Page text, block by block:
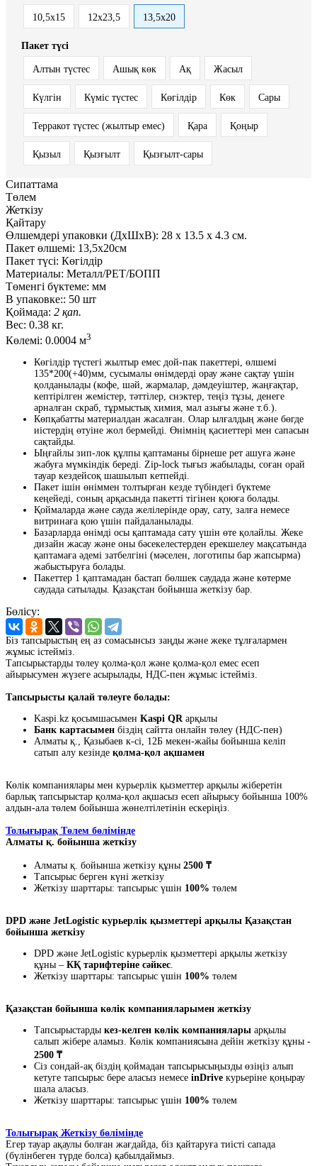
10,5х15 12х23,5 13,5х20
Пакет түсі
Алтын түстес Ашық көк Ақ Жасыл
Күлгін Күміс түстес Көгілдір Көк Сары
Терракот түстес (жылтыр емес) Қара Қоңыр
Қызыл Қызғылт Қызғылт-сары
Сипаттама
Төлем
Жеткізу
Қайтару
Өлшемдері упаковки (ДxШxВ): 28 x 13.5 x 4.3 см.
Пакет өлшемі: 13,5х20см
Пакет түсі: Көгілдір
Материалы: Металл/PET/БОПП
Төменгі бүктеме: мм
В упаковке:: 50 шт
Қоймада: 2 қап.
Вес: 0.38 кг.
Көлемі: 0.0004 м3
Көгілдір түстегі жылтыр емес дой-пак пакеттері, өлшемі
135*200(+40)мм, сусымалы өнімдерді орау және сақтау үшін
қолданылады (кофе, шәй, жармалар, дәмдеуіштер, жаңғақтар,
кептірілген жемістер, тәттілер, снэктер, теңіз тұзы, денеге
арналған скраб, тұрмыстық химия, мал азығы және т.б.).
Көпқабатты материалдан жасалған. Олар ылғалдың және бөгде
иістердің өтуіне жол бермейді. Өнімнің қасиеттері мен сапасын
сақтайды.
Ыңғайлы зип-лок құлпы қаптаманы бірнеше рет ашуға және
жабуға мүмкіндік береді. Zip-lock тығыз жабылады, соған орай
тауар кездейсоқ шашылып кетпейді.
Пакет ішін өніммен толтырған кезде түбіндегі бүктеме
кеңейеді, соның арқасында пакетті тігінен қоюға болады.
Қоймаларда және сауда желілерінде орау, сату, залға немесе
витринаға қою үшін пайдаланылады.
Базарларда өнімді осы қаптамада сату үшін өте қолайлы. Жеке
дизайн жасау және оны бәсекелестерден ерекшелеу мақсатында
қаптамаға әдемі затбелгіні (мәселен, логотипы бар жапсырма)
жабыстыруға болады.
Пакеттер 1 қаптамадан бастап бөлшек саудада және көтерме
саудада сатылады. Қазақстан бойынша жеткізу бар.
Бөлісу:
Біз тапсырыстың ең аз сомасынсыз заңды және жеке тұлғалармен
жұмыс істейміз.
Тапсырыстарды төлеу қолма-қол және қолма-қол емес есеп
айырысумен жүзеге асырылады, НДС-пен жұмыс істейміз.
Тапсырысты қалай төлеуге болады:
Kaspi.kz қосымшасымен Kaspi QRарқылы
Банк картасымен біздің сайтта онлайн төлеу (НДС-пен)
Алматы қ., Қазыбаев к-сі, 12Б мекен-жайы бойынша келіп
сатып алу кезінде қолма-қол ақшамен
Көлік компаниялары мен курьерлік қызметтер арқылы жіберетін
барлық тапсырыстар қолма-қол ақшасыз есеп айырысу бойынша 100%
алдын-ала төлем бойынша жөнелтілетінін ескеріңіз.
Толығырақ Төлем бөлімінде
Алматы қ. бойынша жеткізу
Алматы қ. бойынша жеткізу құны 2500 ₸
Тапсырыс берген күні жеткізу
Жеткізу шарттары: тапсырыс үшін 100% төлем
DPD және JetLogistic курьерлік қызметтері арқылы Қазақстан
бойынша жеткізу
DPD және JetLogistic курьерлік қызметтері арқылы жеткізу
құны – КҚ тарифтеріне сәйкес.
Жеткізу шарттары: тапсырыс үшін 100% төлем
Қазақстан бойынша көлік компанияларымен жеткізу
Тапсырыстарды кез-келген көлік компаниялары арқылы
салып жібере аламыз. Көлік компаниясына дейін жеткізу құны -
2500 ₸
Сіз сондай-ақ біздің қоймадан тапсырысыңызды өзіңіз алып
кетуге тапсырыс бере аласыз немесе inDrive курьеріне қоңырау
шала аласыз.
Жеткізу шарттары: тапсырыс үшін 100% төлем
Толығырақ Жеткізу бөлімінде
Егер тауар ақаулы болған жағдайда, біз қайтаруға тиісті сапада
(бүлінбеген түрде болса) қабылдаймыз.